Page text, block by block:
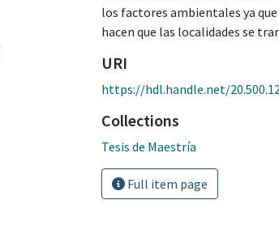
los factores ambientales ya
hacen que las localidades se
URI
https://hdl.handle.net/
Collections
Tesis de Maestría
Full item page